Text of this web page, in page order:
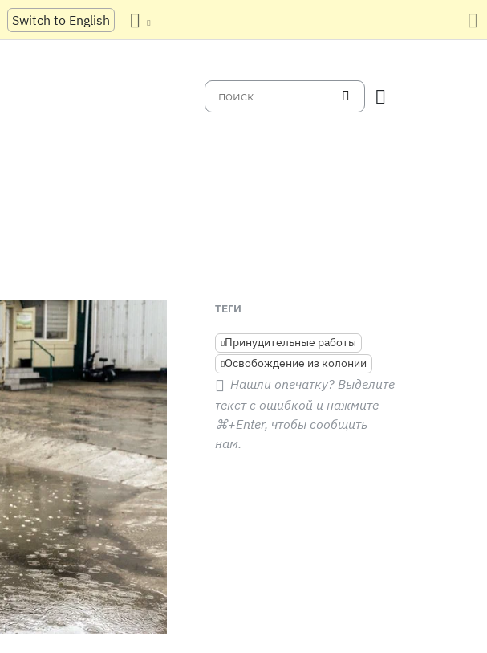
Switch to English
ТЕГИ
Принудительные работы
Освобождение из колонии
Нашли опечатку? Выделите
текст с ошибкой и нажмите
⌘+Enter, чтобы сообщить
нам.